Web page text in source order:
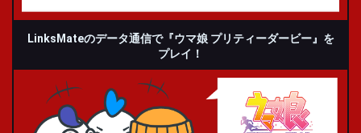
LinksMateのデータ通信で『ウマ娘 プリティーダービー』 を
プレイ！